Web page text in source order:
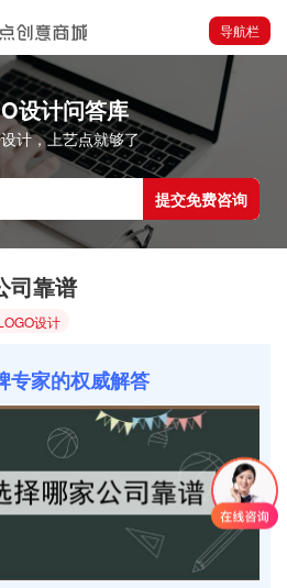
导航栏
设计问答库
计，上艺点就够了
提交免费咨询
司靠谱
设计
专家的权威解答